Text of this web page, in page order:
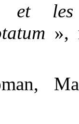
et
»,